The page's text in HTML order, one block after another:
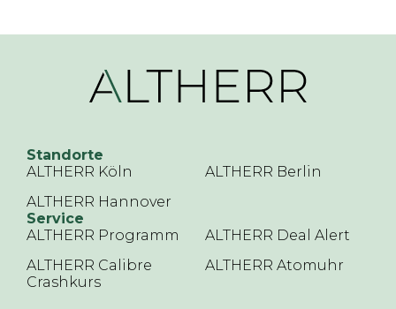
Standorte
ALTHERR Köln
ALTHERR Berlin
ALTHERR Hannover
Service
ALTHERR Programm
ALTHERR Deal Alert
ALTHERR Calibre
Crashkurs
ALTHERR Atomuhr